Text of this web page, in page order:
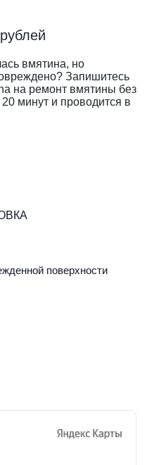
вмятина, но
Запишитесь
на ремонт вмятины без
минут и проводится в
поверхности